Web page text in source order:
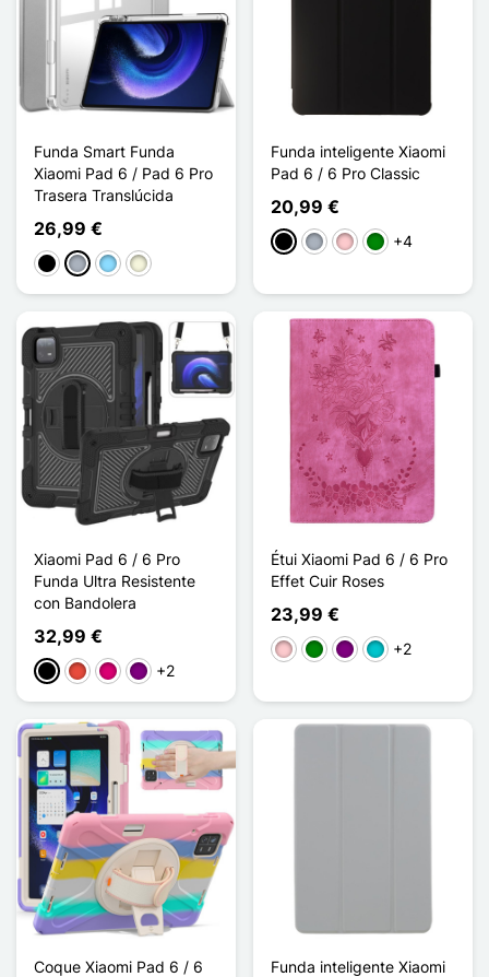
Funda Smart Funda
Xiaomi Pad 6 / Pad 6 Pro
Trasera Translúcida
26,99 €
Negro
Gris Azul claro
Beige
Funda inteligente Xiaomi
Pad 6 / 6 Pro Classic
20,99 €
NegroGris RosaVerde
+4
Xiaomi Pad 6 / 6 Pro
Funda Ultra Resistente
con Bandolera
32,99 €
NegroRojoMagenta
Púrpura
+2
Étui Xiaomi Pad 6 / 6 Pro
Effet Cuir Roses
23,99 €
RosaVerdePúrpuraTurquesa
+2
Coque Xiaomi Pad 6 / 6
Funda inteligente Xiaomi